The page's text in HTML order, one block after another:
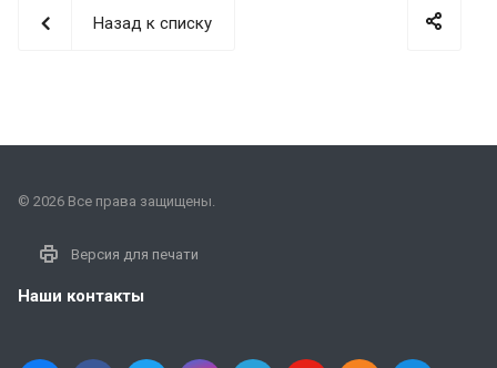
Назад к списку
© 2026 Все права защищены.
Версия для печати
Наши контакты